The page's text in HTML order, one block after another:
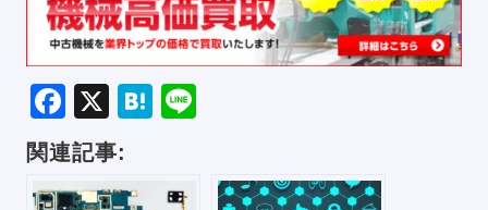
Facebook
X Hatena
関連記事: